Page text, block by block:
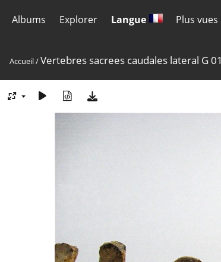
Albums Explorer Langue Plus vues
Accueil/Vertebres sacrees caudales lateral G 01